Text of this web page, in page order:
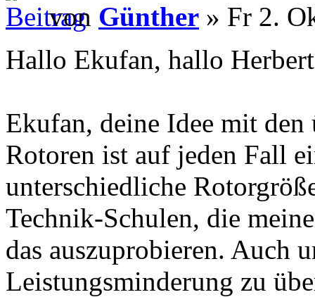
von Günther » Fr 2.
Hallo Ekufan, hallo
Ekufan, deine Idee mit
Rotoren ist auf jeden Fall
unterschiedliche
Technik-Schulen, die
das auszuprobieren. Auch
Leistungsminderung zu